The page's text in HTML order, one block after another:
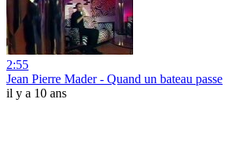
2:55
Jean Pierre Mader - Quand un bateau passe
il y a 10 ans